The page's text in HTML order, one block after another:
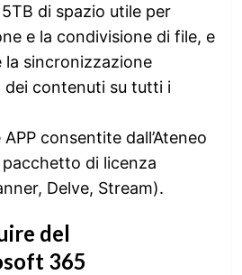
di spazio utile per
e la condivisione di file, e
la sincronizzazione
dei contenuti su tutti i
consentite dall’Ateneo
di licenza
Delve, Stream).
del
365